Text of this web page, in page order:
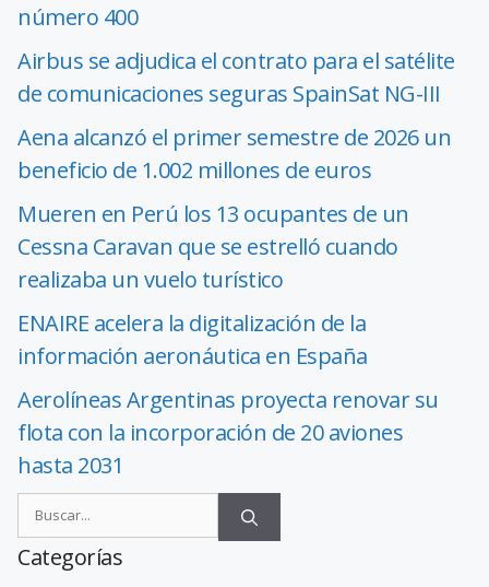
número 400
Airbus se adjudica el contrato para el satélite
de comunicaciones seguras SpainSat NG-III
Aena alcanzó el primer semestre de 2026 un
beneficio de 1.002 millones de euros
Mueren en Perú los 13 ocupantes de un
Cessna Caravan que se estrelló cuando
realizaba un vuelo turístico
ENAIRE acelera la digitalización de la
información aeronáutica en España
Aerolíneas Argentinas proyecta renovar su
flota con la incorporación de 20 aviones
hasta 2031
Categorías